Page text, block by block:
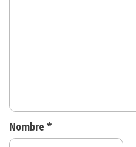
Nombre *